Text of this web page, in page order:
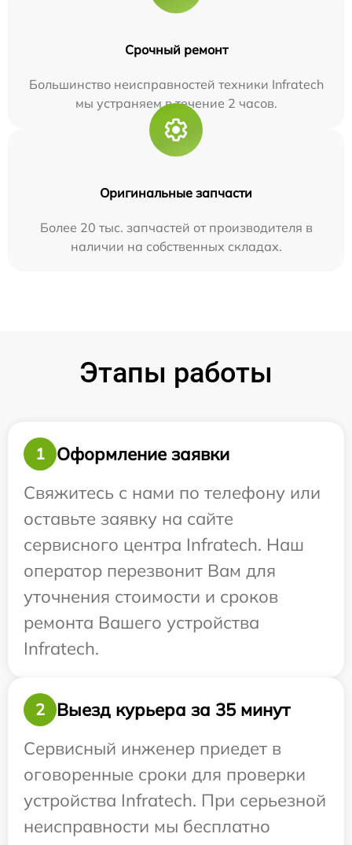
Срочный ремонт
Большинство неисправностей техники Infratech
мы устраняем в течение 2 часов.
Оригинальные запчасти
Более 20 тыс. запчастей от производителя в
наличии на собственных складах.
Этапы работы
1
Оформление заявки
Свяжитесь с нами по телефону или
оставьте заявку на сайте
сервисного центра Infratech. Наш
оператор перезвонит Вам для
уточнения стоимости и сроков
ремонта Вашего устройства
Infratech.
2
Выезд курьера за 35 минут
Сервисный инженер приедет в
оговоренные сроки для проверки
устройства Infratech. При серьезной
неисправности мы бесплатно